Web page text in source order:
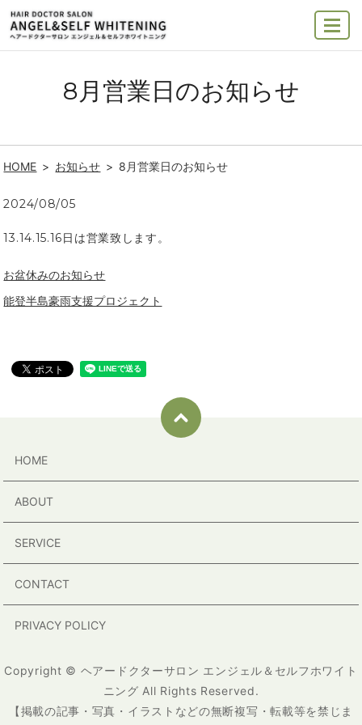
MENU
8月営業日のお知らせ
HOME お知らせ 8月営業日のお知らせ
2024/08/05
13.14.15.16日は営業致します。
お盆休みのお知らせ
能登半島豪雨支援プロジェクト
HOME
ABOUT
SERVICE
CONTACT
PRIVACY POLICY
Copyright © ヘアードクターサロン エンジェル＆セルフホワイト
ニング All Rights Reserved.
【掲載の記事・写真・イラストなどの無断複写・転載等を禁じま